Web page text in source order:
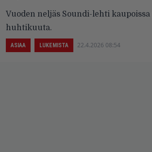
Vuoden neljäs Soundi-lehti
huhtikuuta.
ASIAA LUKEMISTA 22.4.2026 08:54